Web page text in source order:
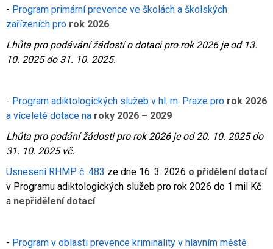
- Program primární prevence ve školách a školských
zařízeních pro rok 2026
Lhůta pro podávání žádostí o dotaci pro rok 2026 je od 13.
10. 2025 do 31. 10. 2025.
- Program adiktologických služeb v hl. m. Praze pro rok 2026
a víceleté dotace na roky 2026 – 2029
Lhůta pro podání žádosti pro rok 2026 je od 20. 10. 2025 do
31. 10. 2025 vč.
Usnesení RHMP č. 483 ze dne 16. 3. 2026 o přidělení dotací
v Programu adiktologických služeb pro rok 2026 do 1 mil Kč
a nepřidělení dotací
- Program v oblasti prevence kriminality v hlavním městě